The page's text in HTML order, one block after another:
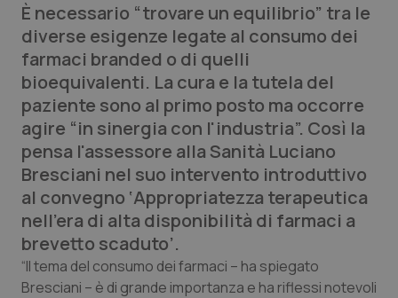
Lettere al direttore
Edizioni Regionali
QS Pro
Professionisti Sanitari.AI
Abruzzo
Basilicata
QS Pro Gold
Artrite & artrosi
QS Club Newsletter
È necessario “trovare un equilibrio” tra le
diverse esigenze legate al consumo dei
farmaci branded o di quelli
bioequivalenti. La cura e la tutela del
paziente sono al primo posto ma occorre
agire “in sinergia con l'industria”. Così la
pensa l'assessore alla Sanità Luciano
Bresciani nel suo intervento introduttivo
al convegno ‘Appropriatezza terapeutica
nell'era di alta disponibilità di farmaci a
brevetto scaduto’.
“Il tema del consumo dei farmaci – ha spiegato
Bresciani – è di grande importanza e ha riflessi notevoli